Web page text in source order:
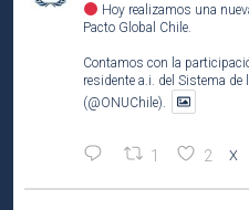
Hoy realizamos una
Pacto Global Chile.
Contamos con la
residente a.i. del Sistema
(@ONUChile).
1 2 X